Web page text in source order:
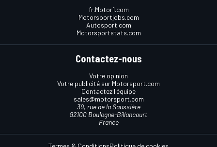
fr.Motor1.com
Motorsportjobs.com
Autosport.com
Motorsportstats.com
Contactez-nous
Votre opinion
Votre publicité sur Motorsport.com
Contactez l'équipe
sales@motorsport.com
39, rue de la Saussière
92100 Boulogne-Billancourt
France